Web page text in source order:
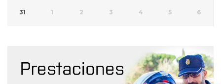
31 1 2 3 4 5 6